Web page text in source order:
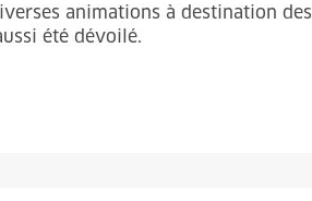
animations à destination des
été dévoilé.